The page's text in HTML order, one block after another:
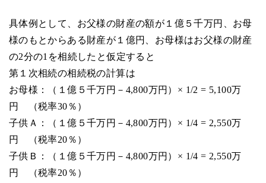
具体例として、お父様の財産の額が１億５千万円、お母
様のもとからある財産が１億円、お母様はお父様の財産
の2分の1を相続したと仮定すると
第１次相続の相続税の計算は
お母様：（１億５千万円－4,800万円）× 1/2 = 5,100万
円 （税率30％）
子供Ａ：（１億５千万円－4,800万円）× 1/4 = 2,550万
円 （税率20％）
子供Ｂ：（１億５千万円－4,800万円）× 1/4 = 2,550万
円 （税率20％）